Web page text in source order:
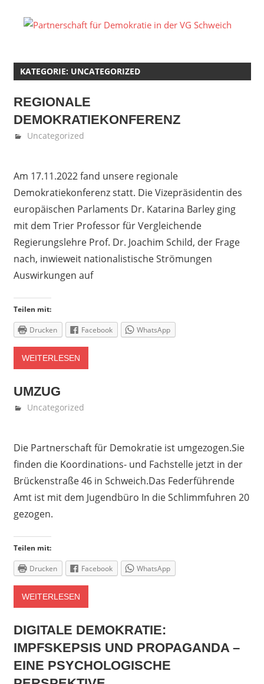
KATEGORIE: UNCATEGORIZED
REGIONALE
DEMOKRATIEKONFERENZ
Oktober 26, 2022
Denise Löwen
Uncategorized
Am 17.11.2022 fand unsere regionale
Demokratiekonferenz statt. Die Vizepräsidentin des
europäischen Parlaments Dr. Katarina Barley ging
mit dem Trier Professor für Vergleichende
Regierungslehre Prof. Dr. Joachim Schild, der Frage
nach, inwieweit nationalistische Strömungen
Auswirkungen auf
Teilen mit:
Drucken Facebook WhatsApp
WEITERLESEN
UMZUG
Juni 15, 2022
Denise Löwen
Uncategorized
Die Partnerschaft für Demokratie ist umgezogen.Sie
finden die Koordinations- und Fachstelle jetzt in der
Brückenstraße 46 in Schweich.Das Federführende
Amt ist mit dem Jugendbüro In die Schlimmfuhren 20
gezogen.
Teilen mit:
Drucken Facebook WhatsApp
WEITERLESEN
DIGITALE DEMOKRATIE:
IMPFSKEPSIS UND PROPAGANDA –
EINE PSYCHOLOGISCHE